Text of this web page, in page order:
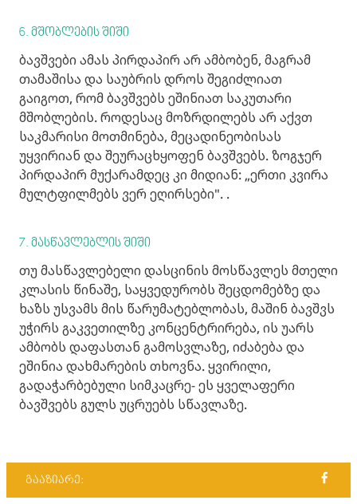
6. მშობლების შიში
ბავშვები ამას პირდაპირ არ ამბობენ, მაგრამ
თამაშისა და საუბრის დროს შეგიძლიათ
გაიგოთ, რომ ბავშვებს ეშინიათ საკუთარი
მშობლების. როდესაც მოზრდილებს არ აქვთ
საკმარისი მოთმინება, მეცადინეობისას
უყვირიან და შეურაცხყოფენ ბავშვებს. ზოგჯერ
პირდაპირ მუქარამდეც კი მიდიან: „ერთი კვირა
მულტფილმებს ვერ ეღირსები". .
7. მასწავლებლის შიში
თუ მასწავლებელი დასცინის მოსწავლეს მთელი
კლასის წინაშე, საყვედურობს შეცდომებზე და
ხაზს უსვამს მის წარუმატებლობას, მაშინ ბავშვს
უჭირს გაკვეთილზე კონცენტრირება, ის უარს
ამბობს დაფასთან გამოსვლაზე, იძაბება და
ეშინია დახმარების თხოვნა. ყვირილი,
გადაჭარბებული სიმკაცრე- ეს ყველაფერი
ბავშვებს გულს უცრუებს სწავლაზე.
გააზიარე: